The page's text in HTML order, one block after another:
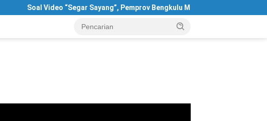
Soal Video “Segar Sayang”, Pemprov Bengkulu Masih Bungkam